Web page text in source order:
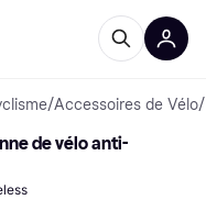
/Accessoires de Vélo/
de vélo anti-